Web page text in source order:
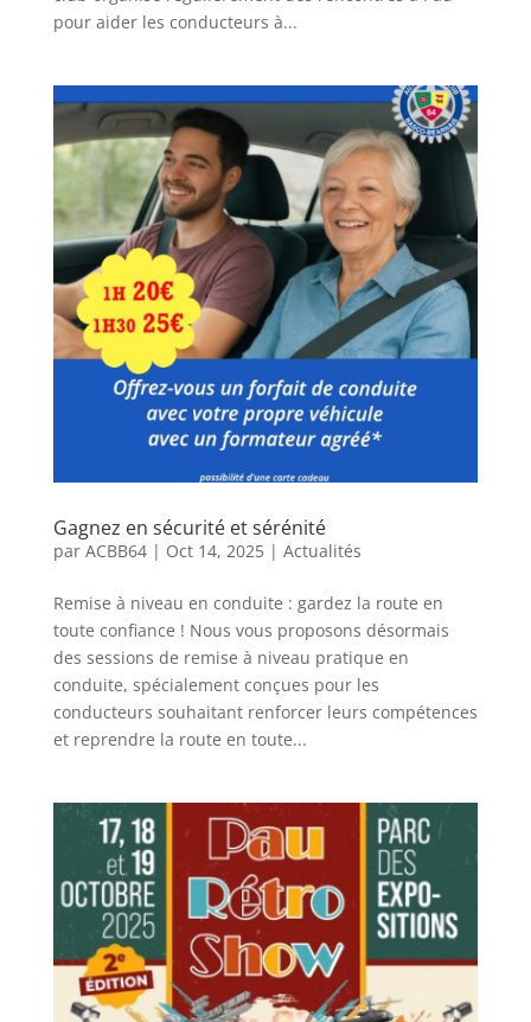
pour aider les conducteurs à...
Gagnez en sécurité et sérénité
par ACBB64| Oct 14, 2025| Actualités
Remise à niveau en conduite : gardez la route en
toute confiance ! Nous vous proposons désormais
des sessions de remise à niveau pratique en
conduite, spécialement conçues pour les
conducteurs souhaitant renforcer leurs compétences
et reprendre la route en toute...